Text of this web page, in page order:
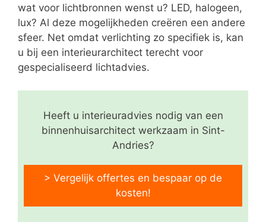
wat voor lichtbronnen wenst u? LED, halogeen,
lux? Al deze mogelijkheden creëren een andere
sfeer. Net omdat verlichting zo specifiek is, kan
u bij een interieurarchitect terecht voor
gespecialiseerd lichtadvies.
Heeft u interieuradvies nodig van een
binnenhuisarchitect werkzaam in Sint-
Andries?
> Vergelijk offertes en bespaar op de
kosten!